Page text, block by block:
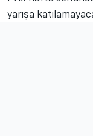
yarışa